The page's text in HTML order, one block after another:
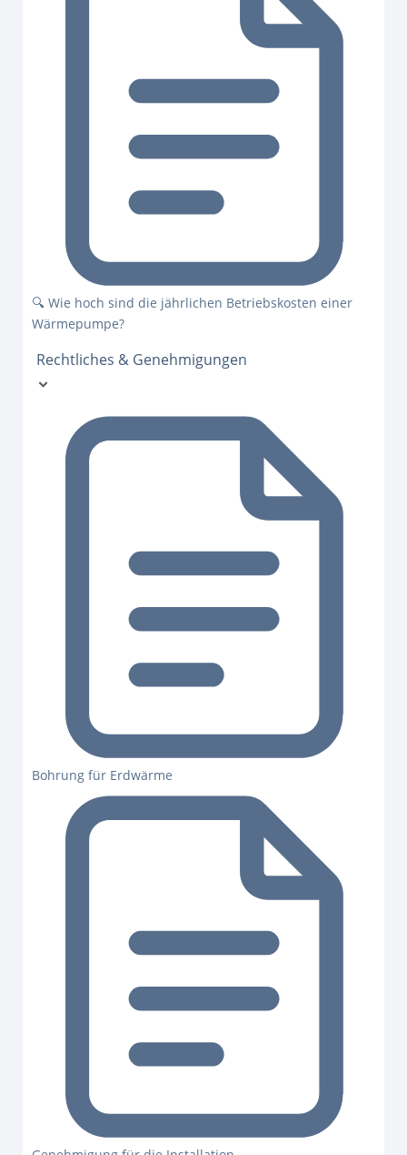
🔍 Wie hoch sind die jährlichen Betriebskosten einer
Wärmepumpe?
Rechtliches & Genehmigungen
Bohrung für Erdwärme